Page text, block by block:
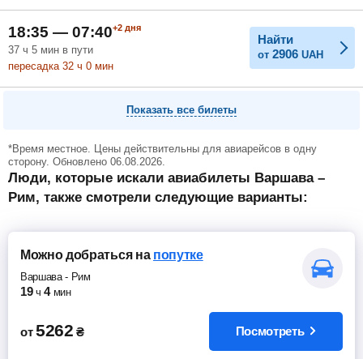
18:35 — 07:40+2 дня
37 ч 5 мин в пути
пересадка 32 ч 0 мин
Найти
от 2906 UAH
Показать все билеты
*Время местное. Цены действительны для авиарейсов в одну
сторону. Обновлено 06.08.2026.
Люди, которые искали авиабилеты Варшава –
Рим, также смотрели следующие варианты:
Можно добратьсяна попутке
Варшава- Рим
19 ч 4 мин
от 5262 ₴ Посмотреть